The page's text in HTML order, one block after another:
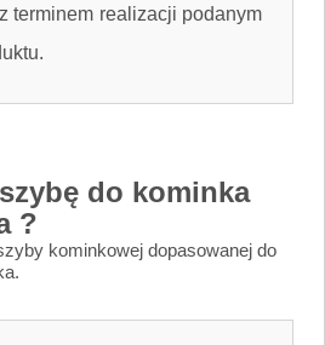
terminem realizacji podanym
do kominka
?
kominkowej dopasowanej do